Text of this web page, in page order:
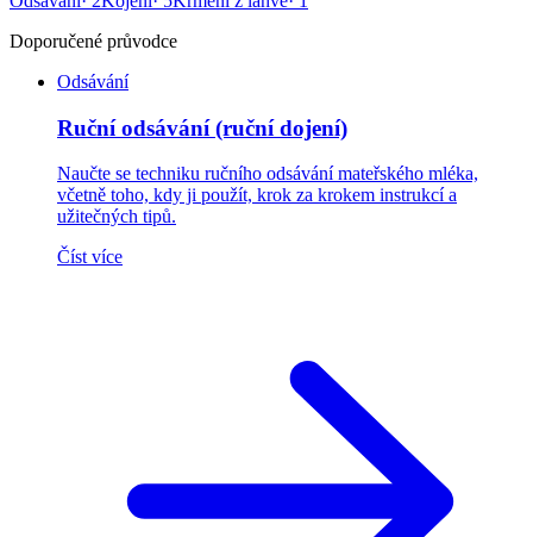
Doporučené průvodce
Odsávání
Ruční odsávání (ruční dojení)
Naučte se techniku ručního odsávání mateřského mléka,
včetně toho, kdy ji použít, krok za krokem instrukcí a
užitečných tipů.
Číst více